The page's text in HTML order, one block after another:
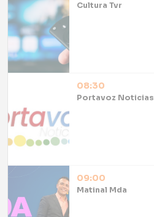
Cultura Tvr
08:30
Portavoz Noticias
09:00
Matinal Mda